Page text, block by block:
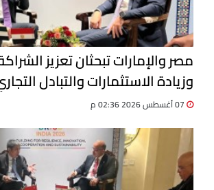
مصر والإمارات تبحثان تعزيز
وزيادة الاستثمارات والتبادل